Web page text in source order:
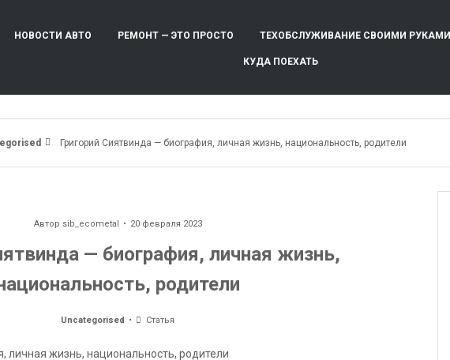
НОВОСТИ АВТО РЕМОНТ — ЭТО ПРОСТО ТЕХОБСЛУЖИВАНИЕ СВОИМИ РУКАМИ
КУДА ПОЕХАТЬ
Григорий Сиятвинда — биография, личная жизнь, национальность, родители
Автор sib_ecometal 20 февраля 2023
— биография, личная жизнь,
родители
Uncategorised Статья